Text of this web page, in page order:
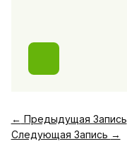
← Предыдущая Запись
Следующая Запись →